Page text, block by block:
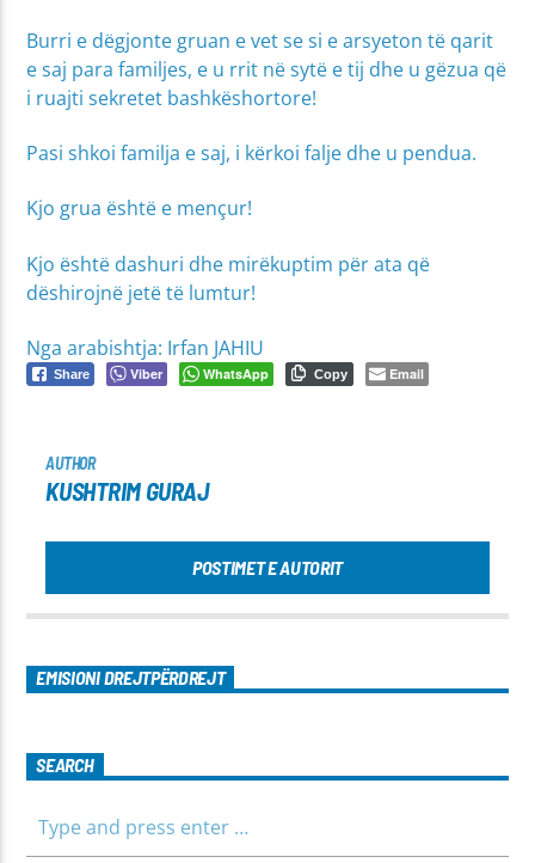
Burri e dëgjonte gruan e vet se si e arsyeton të qarit
e saj para familjes, e u rrit në sytë e tij dhe u gëzua që
i ruajti sekretet bashkëshortore!
Pasi shkoi familja e saj, i kërkoi falje dhe u pendua.
Kjo grua është e mençur!
Kjo është dashuri dhe mirëkuptim për ata që
dëshirojnë jetë të lumtur!
Nga arabishtja: Irfan JAHIU
Share Viber WhatsApp Copy Email
AUTHOR
KUSHTRIM GURAJ
POSTIMET E AUTORIT
EMISIONI DREJTPËRDREJT
SEARCH